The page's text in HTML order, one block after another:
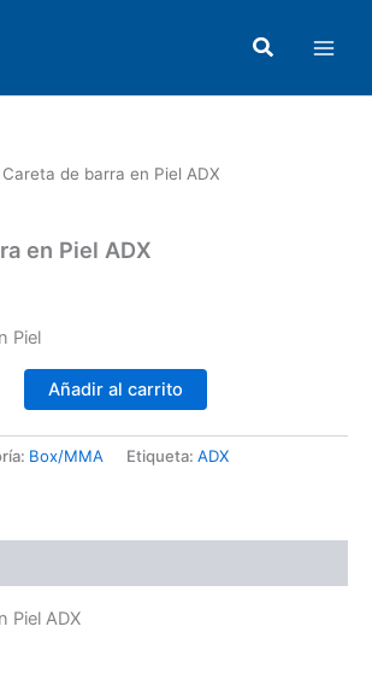
Buscar
de barra en Piel ADX
en Piel ADX
Piel
Añadir al carrito
Box/MMA Etiqueta: ADX
Piel ADX